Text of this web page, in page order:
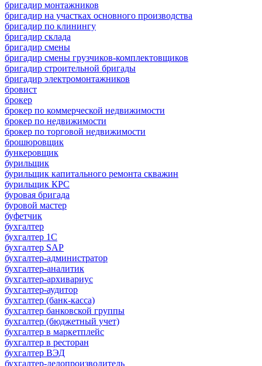
бригадир монтажников
бригадир на участках основного производства
бригадир по клинингу
бригадир склада
бригадир смены
бригадир смены грузчиков-комплектовщиков
бригадир строительной бригады
бригадир электромонтажников
бровист
брокер
брокер по коммерческой недвижимости
брокер по недвижимости
брокер по торговой недвижимости
брошюровщик
бункеровщик
бурильщик
бурильщик капитального ремонта скважин
бурильщик КРС
буровая бригада
буровой мастер
буфетчик
бухгалтер
бухгалтер 1C
бухгалтер SAP
бухгалтер-администратор
бухгалтер-аналитик
бухгалтер-архивариус
бухгалтер-аудитор
бухгалтер (банк-касса)
бухгалтер банковской группы
бухгалтер (бюджетный учет)
бухгалтер в маркетплейс
бухгалтер в ресторан
бухгалтер ВЭД
бухгалтер-делопроизводитель